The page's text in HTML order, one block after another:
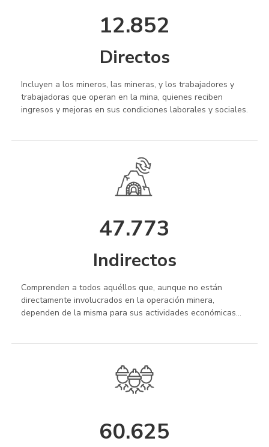
12.852
Directos
Incluyen a los mineros, las mineras, y los trabajadores y
trabajadoras que operan en la mina, quienes reciben
ingresos y mejoras en sus condiciones laborales y sociales.
47.773
Indirectos
Comprenden a todos aquéllos que, aunque no están
directamente involucrados en la operación minera,
dependen de la misma para sus actividades económicas...
60.625